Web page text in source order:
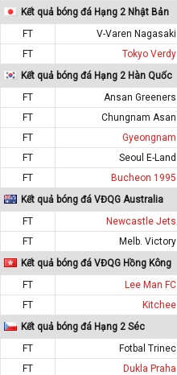
Kết quả bóng đá Hạng 2 Nhật Bản
FT
V-Varen Nagasaki
FT
Tokyo Verdy
Kết quả bóng đá Hạng 2 Hàn Quốc
FT
Ansan Greeners
FT
Chungnam Asan
FT
Gyeongnam
FT
Seoul E-Land
FT
Bucheon 1995
Kết quả bóng đá VĐQG Australia
FT
Newcastle Jets
FT
Melb. Victory
Kết quả bóng đá VĐQG Hồng Kông
FT
Lee Man FC
FT
Kitchee
Kết quả bóng đá Hạng 2 Séc
FT
Fotbal Trinec
FT
Dukla Praha